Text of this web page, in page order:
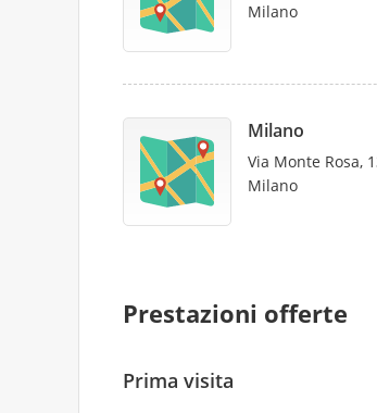
Milano
Milano
Via Monte Rosa,
Milano
Prestazioni offerte
Prima visita